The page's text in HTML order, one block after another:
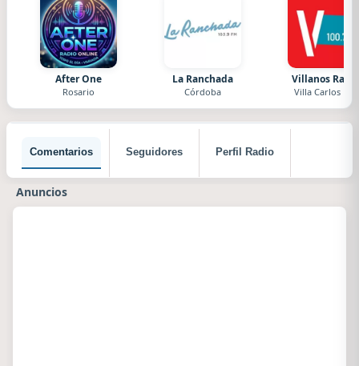
After One
Rosario
La Ranchada
Córdoba
Villanos
Villa Carlos Paz
Comentarios Seguidores Perfil Radio
Anuncios